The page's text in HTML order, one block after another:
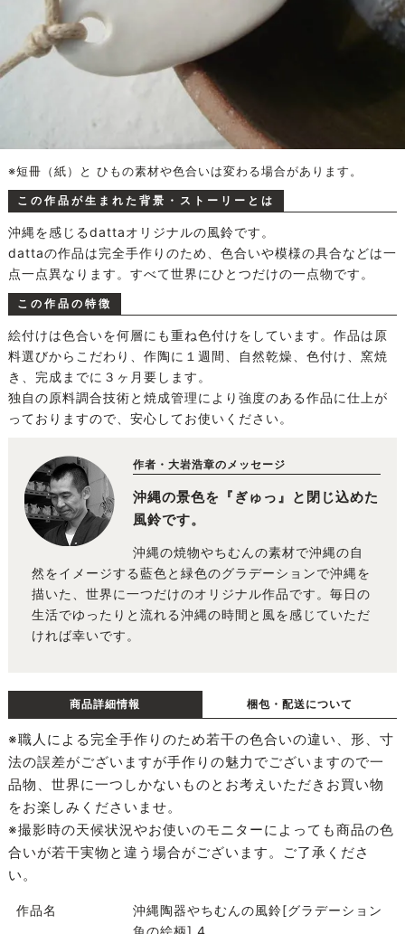
※短冊（紙）と ひもの素材や色合いは変わる場合があります。
この作品が生まれた背景・ストーリーとは
沖縄を感じるdattaオリジナルの風鈴です。
dattaの作品は完全手作りのため、色合いや模様の具合などは一
点一点異なります。すべて世界にひとつだけの一点物です。
この作品の特徴
絵付けは色合いを何層にも重ね色付けをしています。作品は原
料選びからこだわり、作陶に１週間、自然乾燥、色付け、窯焼
き、完成までに３ヶ月要します。
独自の原料調合技術と焼成管理により強度のある作品に仕上が
っておりますので、安心してお使いください。
作者・大岩浩章のメッセージ
沖縄の景色を『ぎゅっ』と閉じ込めた
風鈴です。
沖縄の焼物やちむんの素材で沖縄の自
然をイメージする藍色と緑色のグラデーションで沖縄を
描いた、世界に一つだけのオリジナル作品です。毎日の
生活でゆったりと流れる沖縄の時間と風を感じていただ
ければ幸いです。
商品詳細情報 梱包・配送について
※職人による完全手作りのため若干の色合いの違い、形、寸
法の誤差がございますが手作りの魅力でございますので一
品物、世界に一つしかないものとお考えいただきお買い物
をお楽しみくださいませ。
※撮影時の天候状況やお使いのモニターによっても商品の色
合いが若干実物と違う場合がございます。ご了承くださ
い。
作品名
沖縄陶器やちむんの風鈴[グラデーション